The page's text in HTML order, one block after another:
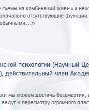
из комбинаций живых и
отсутствующие
обычными...»
психологии (Научный
действительный член
мы можем достичь бессмертия,
к пересмотру огромного